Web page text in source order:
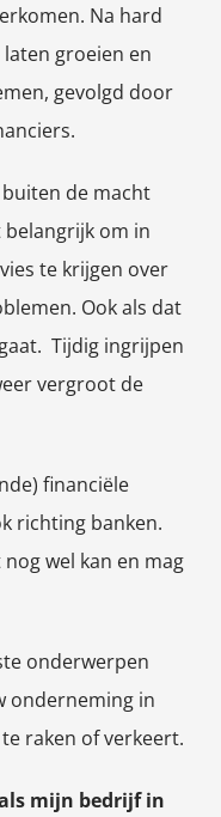
Na hard
groeien en
gevolgd door
de macht
om in
te krijgen over
Ook als dat
Tijdig ingrijpen
vergroot de
financiële
richting banken.
wel kan en mag
onderwerpen
onderneming in
raken of verkeert.
mijn bedrijf in